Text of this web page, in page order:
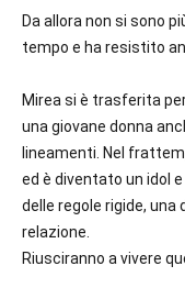
Da allora non si sono
tempo e ha resistito
Mirea si è trasferita
una giovane donna
lineamenti. Nel
ed è diventato un idol
delle regole rigide, una
relazione.
Riusciranno a vivere